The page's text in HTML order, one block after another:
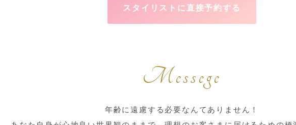
スタイリストに直接予約する
Messege
年齢に遠慮する必要なんてありません！